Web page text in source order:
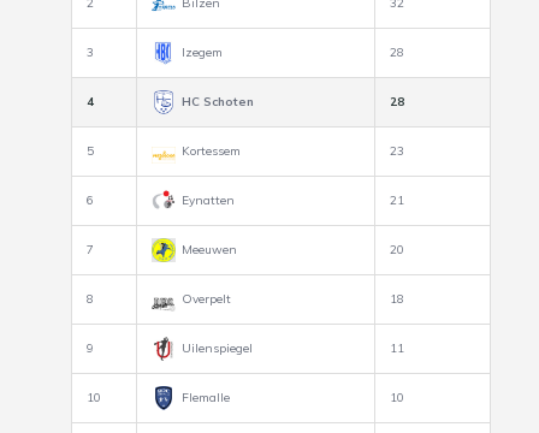
3 Izegem 28
4 HC Schoten 28
5 Kortessem 23
6 Eynatten 21
7 Meeuwen 20
8 Overpelt 18
9 Uilenspiegel 11
10 Flemalle 10